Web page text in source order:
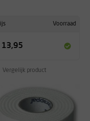
Voorraad
13,95
Vergelijk product